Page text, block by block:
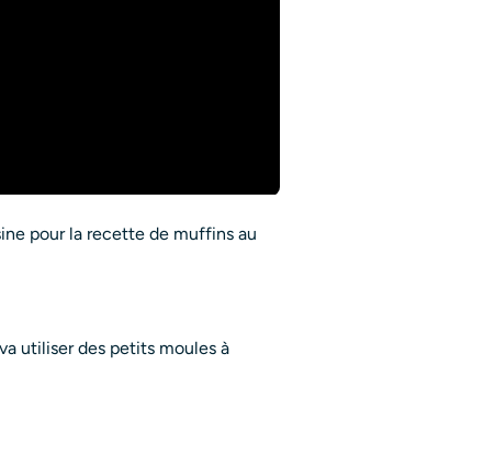
pour la recette de muffins au
utiliser des petits moules à